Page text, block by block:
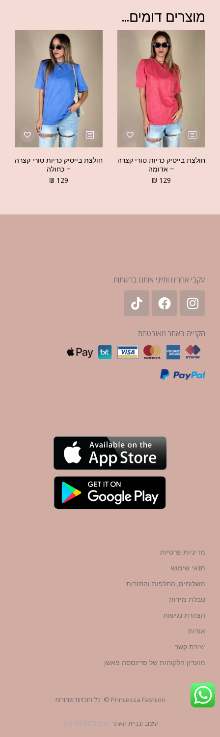
מוצרים דומים...
חולצת בייסיק כריות טורי קצרה
– אדומה
₪ 129
חולצת בייסיק כריות טורי קצרה
– כחולה
₪ 129
עקבי אחרינו ותייגי אותנו ברשתות
הקנייה באתר מאובטחת
מדיניות פרטיות
תנאי שימוש
משלוחים, החלפות והחזרות
טבלת מידות
הצהרת נגישות
אודות
יצירת קשר
מועדון הלקוחות של פרינססה פאשן
עיצוב ובניית האתר YG-WEBSTUDIO